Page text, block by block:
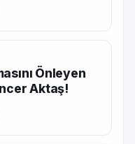
Önleyen
Aktaş!